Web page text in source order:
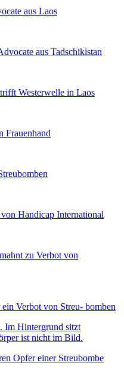
aus Laos
aus Tadschikistan
Westerwelle in Laos
Frauenhand
Handicap International
zu Verbot von
Verbot von Streu- bomben
Opfer einer Streubombe